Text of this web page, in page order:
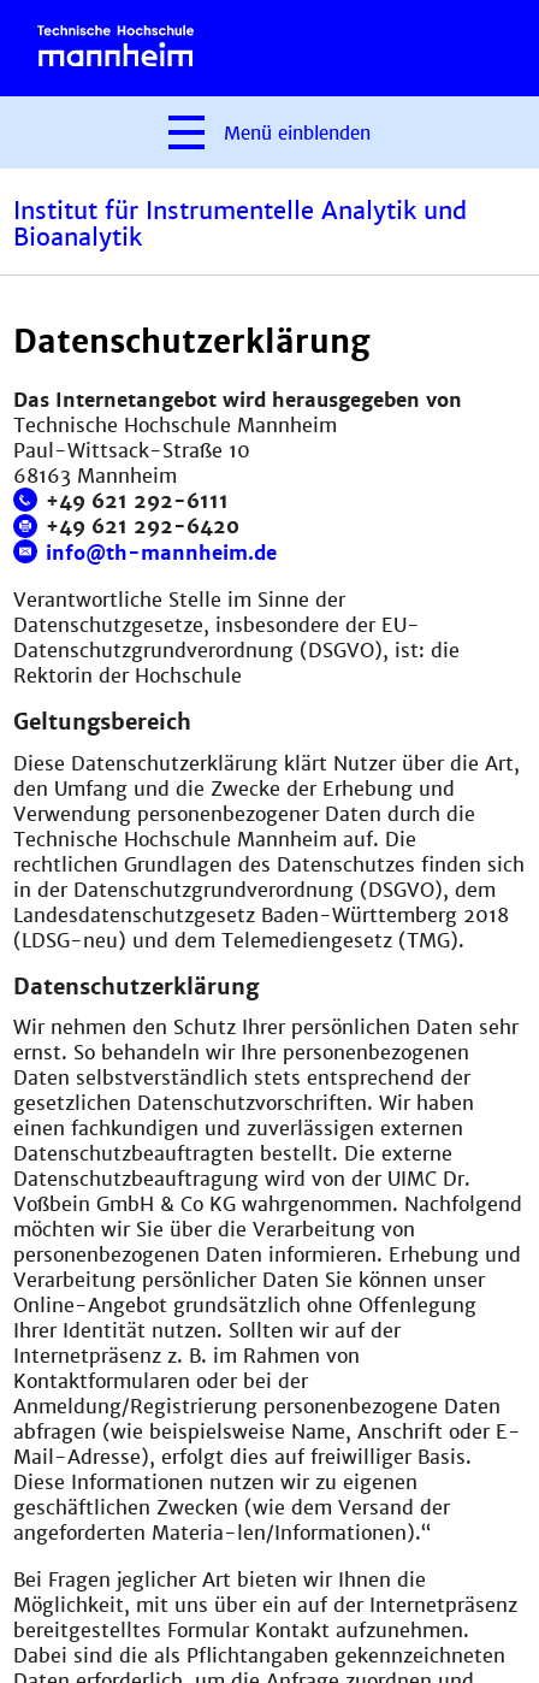
Menü einblenden
Institut für Instrumentelle Analytik und
Bioanalytik
Datenschutzerklärung
Das Internetangebot wird herausgegeben von
Technische Hochschule Mannheim
Paul-Wittsack-Straße 10
68163 Mannheim
+49 621 292-6111
+49 621 292-6420
info@th-mannheim.de
Verantwortliche Stelle im Sinne der
Datenschutzgesetze, insbesondere der EU-
Datenschutzgrundverordnung (DSGVO), ist: die
Rektorin der Hochschule
Geltungsbereich
Diese Datenschutzerklärung klärt Nutzer über die Art,
den Umfang und die Zwecke der Erhebung und
Verwendung personenbezogener Daten durch die
Technische Hochschule Mannheim auf. Die
rechtlichen Grundlagen des Datenschutzes finden sich
in der Datenschutzgrundverordnung (DSGVO), dem
Landesdatenschutzgesetz Baden-Württemberg 2018
(LDSG-neu) und dem Telemediengesetz (TMG).
Datenschutzerklärung
Wir nehmen den Schutz Ihrer persönlichen Daten sehr
ernst. So behandeln wir Ihre personenbezogenen
Daten selbstverständlich stets entsprechend der
gesetzlichen Datenschutzvorschriften. Wir haben
einen fachkundigen und zuverlässigen externen
Datenschutzbeauftragten bestellt. Die externe
Datenschutzbeauftragung wird von der UIMC Dr.
Voßbein GmbH & Co KG wahrgenommen. Nachfolgend
möchten wir Sie über die Verarbeitung von
personenbezogenen Daten informieren. Erhebung und
Verarbeitung persönlicher Daten Sie können unser
Online-Angebot grundsätzlich ohne Offenlegung
Ihrer Identität nutzen. Sollten wir auf der
Internetpräsenz z. B. im Rahmen von
Kontaktformularen oder bei der
Anmeldung/Registrierung personenbezogene Daten
abfragen (wie beispielsweise Name, Anschrift oder E-
Mail-Adresse), erfolgt dies auf freiwilliger Basis.
Diese Informationen nutzen wir zu eigenen
geschäftlichen Zwecken (wie dem Versand der
angeforderten Materia-len/Informationen).“
Bei Fragen jeglicher Art bieten wir Ihnen die
Möglichkeit, mit uns über ein auf der Internetpräsenz
bereitgestelltes Formular Kontakt aufzunehmen.
Dabei sind die als Pflichtangaben gekennzeichneten